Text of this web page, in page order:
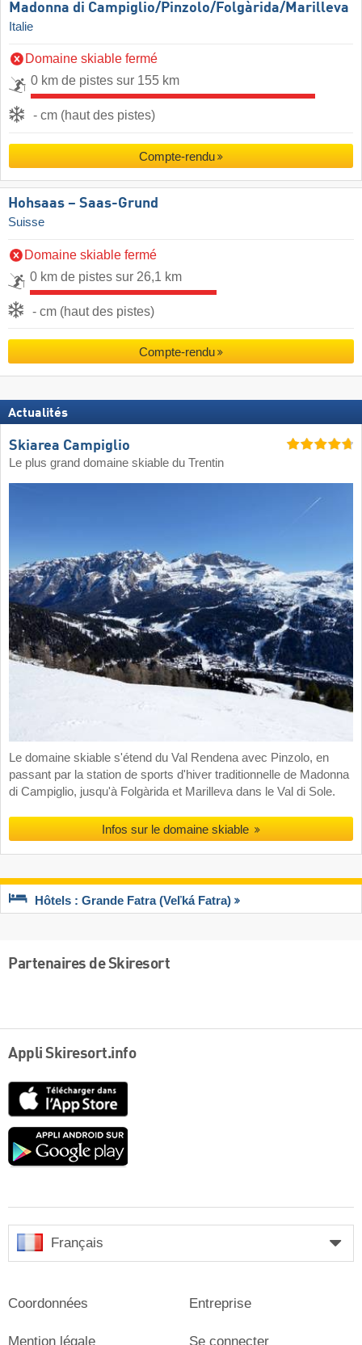
Madonna di Campiglio/​Pinzolo/​Folgàrida/​Marilleva
Italie
Domaine skiable fermé
0 km de pistes sur 155 km
- cm (haut des pistes)
Compte-rendu
Hohsaas – Saas-Grund
Suisse
Domaine skiable fermé
0 km de pistes sur 26,1 km
- cm (haut des pistes)
Compte-rendu
Actualités
Skiarea Campiglio
Le plus grand domaine skiable du Trentin
Le domaine skiable s'étend du Val Rendena avec Pinzolo, en
passant par la station de sports d'hiver traditionnelle de Madonna
di Campiglio, jusqu'à Folgàrida et Marilleva dans le Val di Sole.
Infos sur le domaine skiable
Hôtels : Grande Fatra (Veľká Fatra)
Partenaires de Skiresort
Appli Skiresort.info
Google
Français
Coordonnées
Mention légale
Entreprise
Se connecter